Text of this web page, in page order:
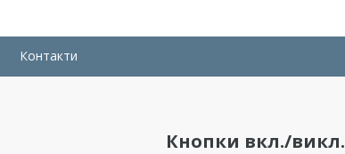
Контакти
Кнопки вкл./викл.